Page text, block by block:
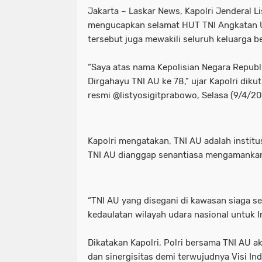
Motret Warga di Ruang Publik Harus
Pelaku Pembacokan Berhasil
Perkuat Ketahanan Pangan Menuju
Polres Pelabuhan Tanjung Perak
Polri Tetapkan Tiga Tersangka Kasus
Polsek Kenjeran Ungkap Kasus
Program Walikota Surabaya Eri
mayoritas etle meluap hingga
motor sempat diduga melaju
ojol gelar demo digedung dpr
perkuat ketahanan pangan menuju
polres pelabuhan tanjung perak
polri tetapkan tiga tersangka
polsek pabean cantikan ungkap
program walikota surabaya eri
Jakarta – Laskar News, Kapolri Jenderal
mengucapkan selamat HUT TNI Angkatan
tersebut juga mewakili seluruh keluarga
“Saya atas nama Kepolisian Negara
Dirgahayu TNI AU ke 78,” ujar Kapolri
resmi @listyosigitprabowo, Selasa (9/4/
Kapolri mengatakan, TNI AU adalah
TNI AU dianggap senantiasa
“TNI AU yang disegani di kawasan siaga
kedaulatan wilayah udara nasional untuk
Dikatakan Kapolri, Polri bersama TNI AU
dan sinergisitas demi terwujudnya Visi